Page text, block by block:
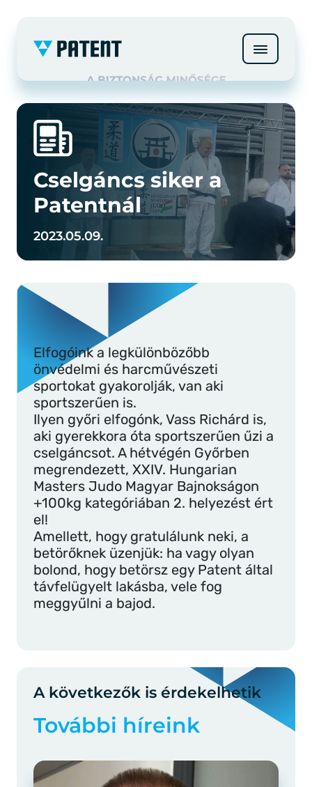
Cselgáncs siker a
Patentnál
2023.05.09.
Elfogóink a legkülönbözőbb
önvédelmi és harcművészeti
sportokat gyakorolják, van aki
sportszerűen is.
Ilyen győri elfogónk, Vass Richárd is,
aki gyerekkora óta sportszerűen űzi a
cselgáncsot. A hétvégén Győrben
megrendezett, XXIV. Hungarian
Masters Judo Magyar Bajnokságon
+100kg kategóriában 2. helyezést ért
el!
Amellett, hogy gratulálunk neki, a
betörőknek üzenjük: ha vagy olyan
bolond, hogy betörsz egy Patent által
távfelügyelt lakásba, vele fog
meggyűlni a bajod.
A következők is érdekelhetik
További híreink